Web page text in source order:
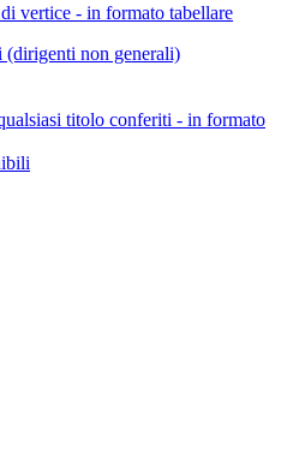
vertice - in formato tabellare
non generali)
titolo conferiti - in formato